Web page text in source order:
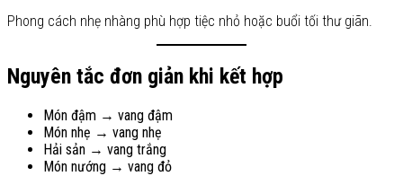
Phong cách nhẹ nhàng phù hợp tiệc nhỏ hoặc buổi tối thư giãn.
Nguyên tắc đơn giản khi kết hợp
Món đậm → vang đậm
Món nhẹ → vang nhẹ
Hải sản → vang trắng
Món nướng → vang đỏ